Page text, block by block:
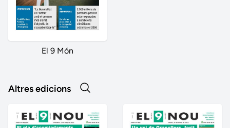
El 9 Món
Altres edicions